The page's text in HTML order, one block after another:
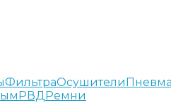
ФильтраОсушители
РВДРемни